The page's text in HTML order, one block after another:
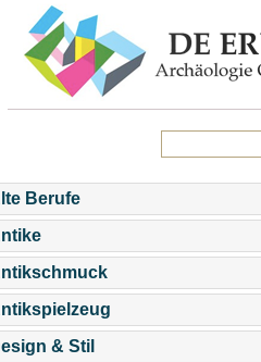
Berufe
& Stil